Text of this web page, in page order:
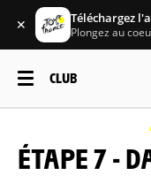
✕ Téléchargez
Plongez au
CLUB
ÉTAPE 7 -